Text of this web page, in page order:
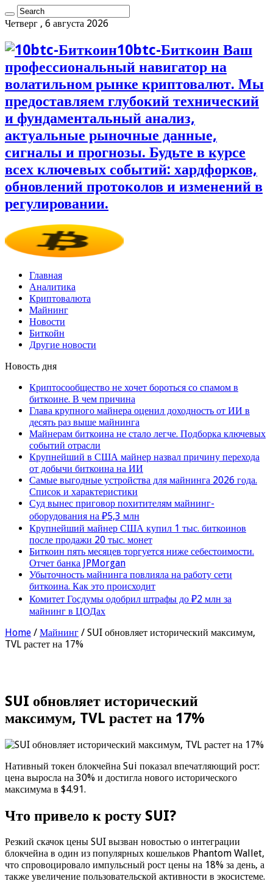
Четверг , 6 августа 2026
10btc-Биткоин Ваш
профессиональный навигатор на
волатильном рынке криптовалют. Мы
предоставляем глубокий технический
и фундаментальный анализ,
актуальные рыночные данные,
сигналы и прогнозы. Будьте в курсе
всех ключевых событий: хардфорков,
обновлений протоколов и изменений в
регулировании.
Главная
Аналитика
Криптовалюта
Майнинг
Новости
Биткойн
Другие новости
Новость дня
Криптосообщество не хочет бороться со спамом в
биткоине. В чем причина
Глава крупного майнера оценил доходность от ИИ в
десять раз выше майнинга
Майнерам биткоина не стало легче. Подборка ключевых
событий отрасли
Крупнейший в США майнер назвал причину перехода
от добычи биткоина на ИИ
Самые выгодные устройства для майнинга 2026 года.
Список и характеристики
Суд вынес приговор похитителям майнинг-
оборудования на ₽5,3 млн
Крупнейший майнер США купил 1 тыс. биткоинов
после продажи 20 тыс. монет
Биткоин пять месяцев торгуется ниже себестоимости.
Отчет банка JPMorgan
Убыточность майнинга повлияла на работу сети
биткоина. Как это происходит
Комитет Госдумы одобрил штрафы до ₽2 млн за
майнинг в ЦОДах
Home / Майнинг / SUI обновляет исторический максимум,
TVL растет на 17%
SUI обновляет исторический
максимум, TVL растет на 17%
Нативный токен блокчейна Sui показал впечатляющий рост:
цена выросла на 30% и достигла нового исторического
максимума в $4.91.
Что привело к росту SUI?
Резкий скачок цены SUI вызван новостью о интеграции
блокчейна в один из популярных кошельков Phantom Wallet,
что спровоцировало импульсный рост цены на 18% за день, а
также увеличение пользовательской активности в экосистеме.